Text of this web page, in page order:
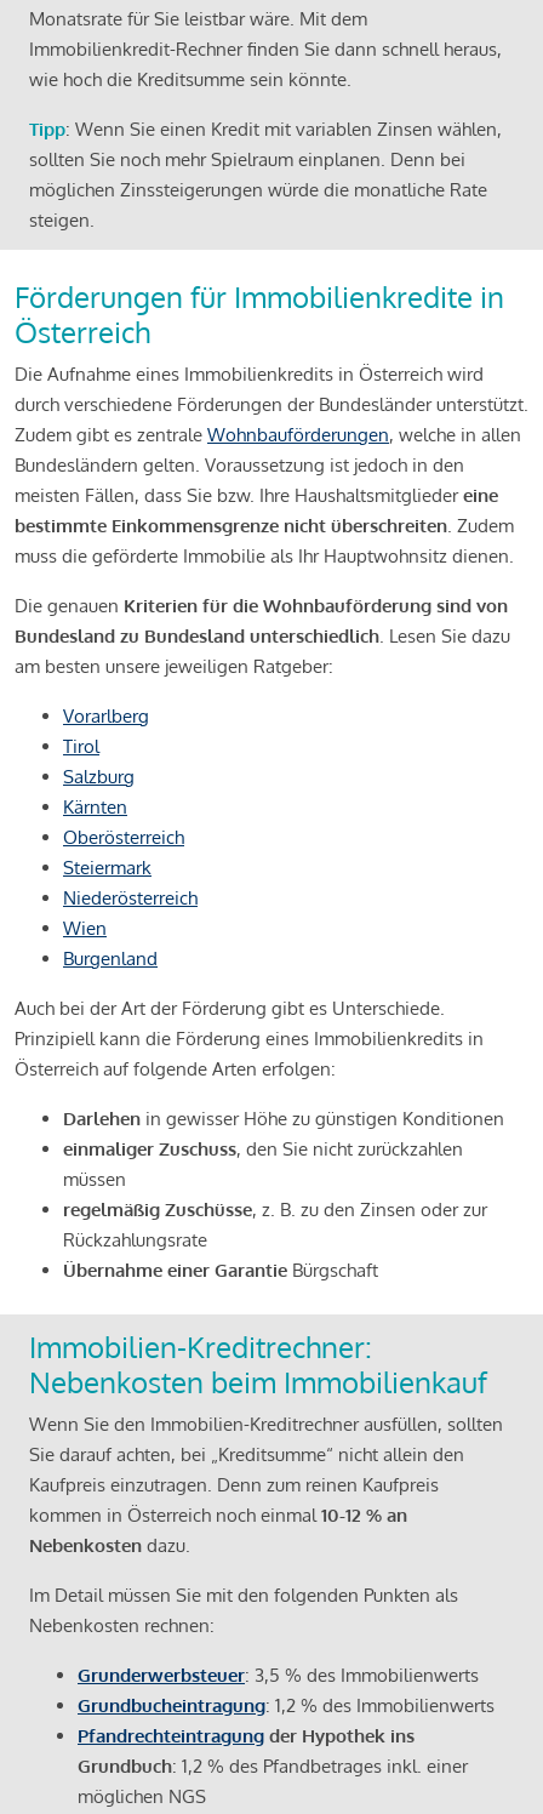
Monatsrate für Sie leistbar wäre. Mit dem
Immobilienkredit-Rechner finden Sie dann schnell heraus,
wie hoch die Kreditsumme sein könnte.
Tipp: Wenn Sie einen Kredit mit variablen Zinsen wählen,
sollten Sie noch mehr Spielraum einplanen. Denn bei
möglichen Zinssteigerungen würde die monatliche Rate
steigen.
Förderungen für Immobilienkredite in
Österreich
Die Aufnahme eines Immobilienkredits in Österreich wird
durch verschiedene Förderungen der Bundesländer unterstützt.
Zudem gibt es zentrale Wohnbauförderungen, welche in allen
Bundesländern gelten. Voraussetzung ist jedoch in den
meisten Fällen, dass Sie bzw. Ihre Haushaltsmitgliedereine
bestimmte Einkommensgrenze nicht überschreiten. Zudem
muss die geförderte Immobilie als Ihr Hauptwohnsitz dienen.
Die genauen Kriterien für die Wohnbauförderung sind von
Bundesland zu Bundesland unterschiedlich. Lesen Sie dazu
am besten unsere jeweiligen Ratgeber:
Vorarlberg
Tirol
Salzburg
Kärnten
Oberösterreich
Steiermark
Niederösterreich
Wien
Burgenland
Auch bei der Art der Förderung gibt es Unterschiede.
Prinzipiell kann die Förderung eines Immobilienkredits in
Österreich auf folgende Arten erfolgen:
Darlehen in gewisser Höhe zu günstigen Konditionen
einmaliger Zuschuss, den Sie nicht zurückzahlen
müssen
regelmäßig Zuschüsse, z. B. zu den Zinsen oder zur
Rückzahlungsrate
Übernahme einer Garantie Bürgschaft
Immobilien-Kreditrechner:
Nebenkosten beim Immobilienkauf
Wenn Sie den Immobilien-Kreditrechner ausfüllen, sollten
Sie darauf achten, bei „Kreditsumme“ nicht allein den
Kaufpreis einzutragen. Denn zum reinen Kaufpreis
kommen in Österreich noch einmal10-12 % an
Nebenkosten dazu.
Im Detail müssen Sie mit den folgenden Punkten als
Nebenkosten rechnen:
Grunderwerbsteuer: 3,5 % des Immobilienwerts
Grundbucheintragung: 1,2 % des Immobilienwerts
Pfandrechteintragung der Hypothek ins
Grundbuch: 1,2 % des Pfandbetrages inkl. einer
möglichen NGS